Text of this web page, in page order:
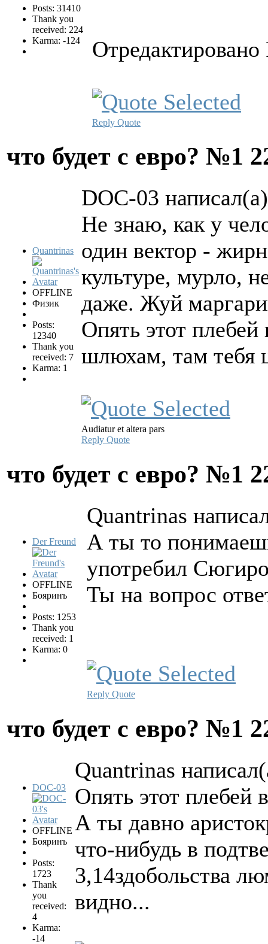
Posts: 31410
Thank you
received: 224
Karma: -124
Reply Quote
что будет с евро? №1
Quantrinas
OFFLINE
Физик
Posts:
12340
Thank you
received: 7
Karma: 1
DOC-03
Не знаю, как у
один вектор -
культуре, мурло,
даже. Жуй
Опять этот
шлюхам, там тебя
Audiatur et altera pars
Reply Quote
что будет с евро? №1
Der Freund
OFFLINE
Бояринъ
Posts: 1253
Thank you
received: 1
Karma: 0
Quantrinas
А ты то
употребил
Ты на вопрос
Reply Quote
что будет с евро? №1
DOC-03
OFFLINE
Бояринъ
Posts:
1723
Thank
you
received:
4
Karma:
-14
Quantrinas
Опять этот плебей
А ты давно
что-нибудь в
3,14здобольства
видно...